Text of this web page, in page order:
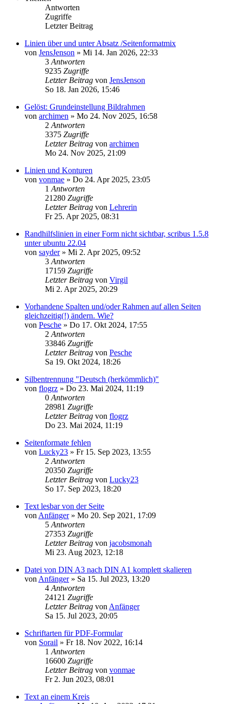
Antworten
Zugriffe
Letzter Beitrag
Linien über und unter Absatz /Seitenformatmix
von JensJenson » Mi 14. Jan 2026, 22:33
3 Antworten
9235 Zugriffe
Letzter Beitrag von JensJenson
So 18. Jan 2026, 15:46
Gelöst: Grundeinstellung Bildrahmen
von archimen » Mo 24. Nov 2025, 16:58
2 Antworten
3375 Zugriffe
Letzter Beitrag von archimen
Mo 24. Nov 2025, 21:09
Linien und Konturen
von vonmae » Do 24. Apr 2025, 23:05
1 Antworten
21280 Zugriffe
Letzter Beitrag von Lehrerin
Fr 25. Apr 2025, 08:31
Randhilfslinien in einer Form nicht sichtbar, scribus 1.5.8
unter ubuntu 22.04
von sayder» Mi 2. Apr 2025, 09:52
3 Antworten
17159 Zugriffe
Letzter Beitrag von Virgil
Mi 2. Apr 2025, 20:29
Vorhandene Spalten und/oder Rahmen auf allen Seiten
gleichzeitig(!) ändern. Wie?
von Pesche » Do 17. Okt 2024, 17:55
2 Antworten
33846 Zugriffe
Letzter Beitrag von Pesche
Sa 19. Okt 2024, 18:26
Silbentrennung "Deutsch (herkömmlich)"
von flogrz » Do 23. Mai 2024, 11:19
0 Antworten
28981 Zugriffe
Letzter Beitrag von flogrz
Do 23. Mai 2024, 11:19
Seitenformate fehlen
von Lucky23 » Fr 15. Sep 2023, 13:55
2 Antworten
20350 Zugriffe
Letzter Beitrag von Lucky23
So 17. Sep 2023, 18:20
Text lesbar von der Seite
von Anfänger» Mo 20. Sep 2021, 17:09
5 Antworten
27353 Zugriffe
Letzter Beitrag von jacobsmonah
Mi 23. Aug 2023, 12:18
Datei von DIN A3 nach DIN A1 komplett skalieren
von Anfänger» Sa 15. Jul 2023, 13:20
4 Antworten
24121 Zugriffe
Letzter Beitrag von Anfänger
Sa 15. Jul 2023, 20:05
Schriftarten für PDF-Formular
von Sorail » Fr 18. Nov 2022, 16:14
1 Antworten
16600 Zugriffe
Letzter Beitrag von vonmae
Fr 2. Jun 2023, 08:01
Text an einem Kreis